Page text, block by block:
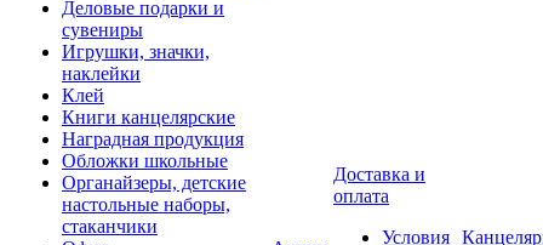
Деловые подарки и
сувениры
Игрушки, значки,
наклейки
Клей
Книги канцелярские
Наградная продукция
Обложки школьные
Органайзеры, детские
настольные наборы,
стаканчики
Доставка и
оплата
Условия